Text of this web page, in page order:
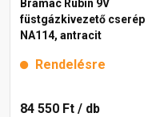
Bramac Rubin 9V
füstgázkivezető cserép
NA114, antracit
Rendelésre
84 550 Ft / db